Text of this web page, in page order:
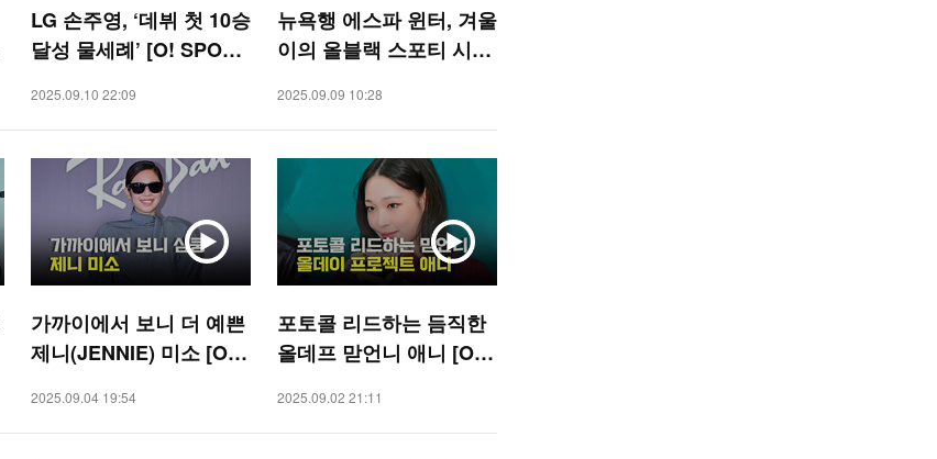
LG 손주영, ‘데뷔 첫 10승
달성 물세례’ [O! SPORT
2025.09.10 22:09
뉴욕행 에스파 윈터, 겨울
이의 올블랙 스포티 시크
2025.09.09 10:28
가까이에서 보니 더 예쁜
제니(JENNIE) 미소 [O!
2025.09.04 19:54
포토콜 리드하는 듬직한
올데프 맏언니 애니 [O!
2025.09.02 21:11